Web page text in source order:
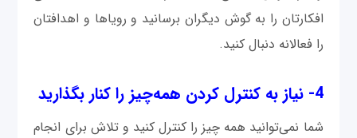
افکارتان را به گوش دیگران برسانید و رویاها و اهدافتان
را فعالانه دنبال کنید.
4- نیاز به کنترل کردن همه‌چیز را کنار بگذارید
شما نمی‌توانید همه چیز را کنترل کنید و تلاش برای انجام